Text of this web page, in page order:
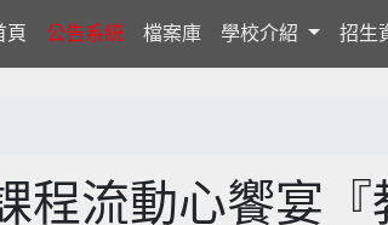
頁(current)
公告系統 檔案庫 學校介紹 招生
程流動心饗宴『